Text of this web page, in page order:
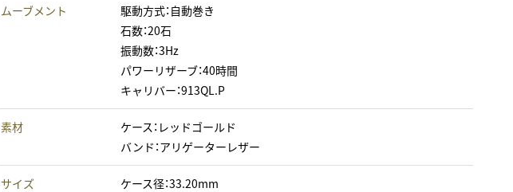
ムーブメント
駆動方式：自動巻き
石数：20石
振動数：3Hz
パワーリザーブ：40時間
キャリバー：913QL.P
素材
ケース：レッドゴールド
バンド：アリゲーターレザー
サイズ
ケース径：33.20mm